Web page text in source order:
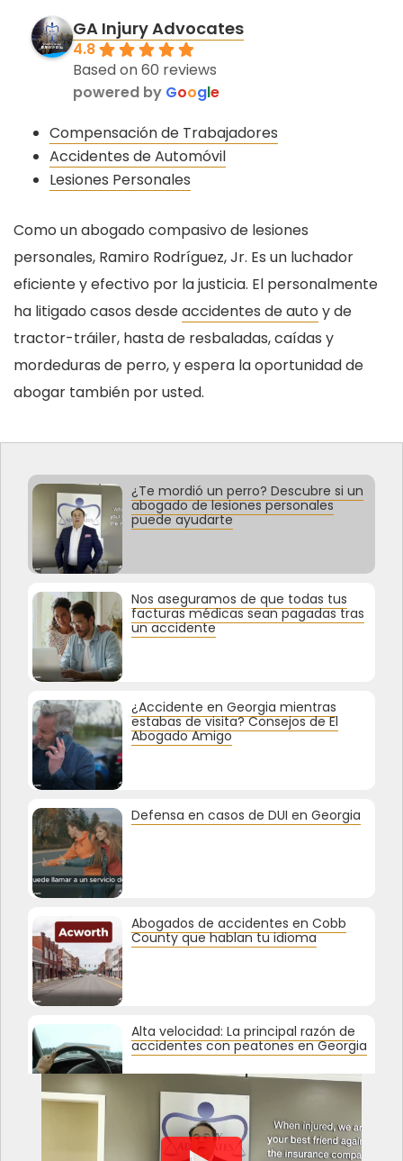
GA Injury Advocates
4.8
Based on 60 reviews
powered by Google
Compensación de Trabajadores
Accidentes de Automóvil
Lesiones Personales
Como un abogado compasivo de lesiones
personales, Ramiro Rodríguez, Jr. Es un luchador
eficiente y efectivo por la justicia. El personalmente
ha litigado casos desdeaccidentes de auto y de
tractor-tráiler, hasta de resbaladas, caídas y
mordeduras de perro, y espera la oportunidad de
abogar también por usted.
¿Te mordió un perro? Descubre si un
abogado de lesiones personales
puede ayudarte
Nos aseguramos de que todas tus
facturas médicas sean pagadas tras
un accidente
¿Accidente en Georgia mientras
estabas de visita? Consejos de El
Abogado Amigo
Defensa en casos de DUI en Georgia
Abogados de accidentes en Cobb
County que hablan tu idioma
Alta velocidad: La principal razón de
accidentes con peatones en Georgia
¿Sabías que el 20% de los accidentes
ocurren en estacionamientos?